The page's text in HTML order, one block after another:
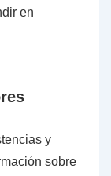
en
y
sobre